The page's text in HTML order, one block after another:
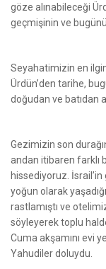
göze alınabileceği
geçmişinin ve
Seyahatimizin en
Ürdün’den tarihe,
doğudan ve batıdan
Gezimizin son
andan itibaren farklı
hissediyoruz.
yoğun olarak
rastlamıştı ve
söyleyerek toplu
Cuma akşamını evi
Yahudiler doluydu.